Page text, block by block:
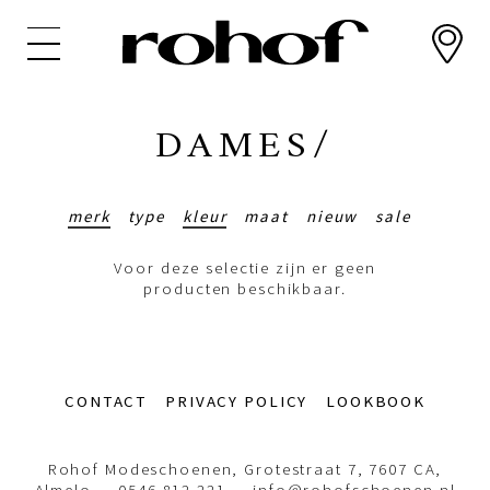
DAMES/
merk type kleur maat nieuw sale
Voor deze selectie zijn er geen
producten beschikbaar.
Footer-CONTACT PRIVACY POLICY LOOKBOOK
Rohof Modeschoenen, Grotestraat 7, 7607 CA,